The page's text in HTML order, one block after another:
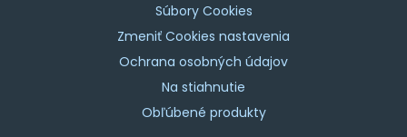
Súbory Cookies
Zmeniť Cookies nastavenia
Ochrana osobných údajov
Na stiahnutie
Obľúbené produkty